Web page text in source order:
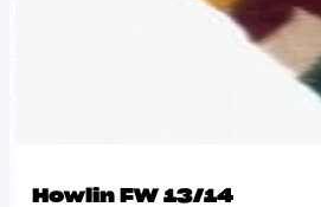
Howlin FW 13/14